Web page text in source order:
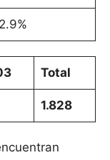
Total
1.828